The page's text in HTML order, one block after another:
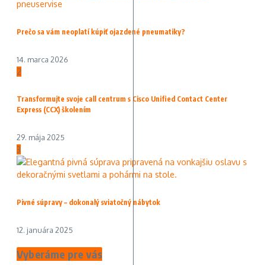
Prečo sa vám neoplatí kúpiť ojazdené pneumatiky?
14. marca 2026
2
Transformujte svoje call centrum s Cisco Unified Contact Center
Express (CCX) školením
29. mája 2025
3
Pivné súpravy – dokonalý sviatočný nábytok
12. januára 2025
Vyberáme pre vás